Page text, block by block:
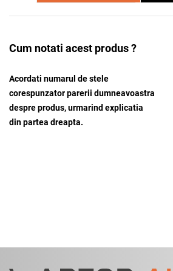
Cum notati acest produs ?
Acordati numarul de stele
corespunzator parerii dumneavoastra
despre produs, urmarind explicatia
din partea dreapta.